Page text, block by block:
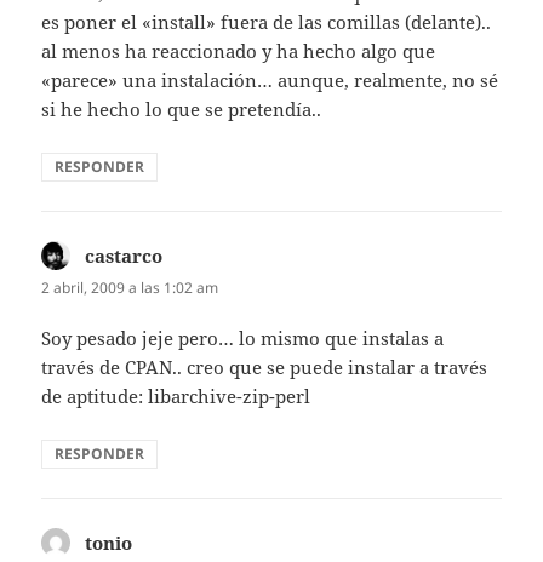
es poner el «install» fuera de las comillas (delante)..
al menos ha reaccionado y ha hecho algo que
«parece» una instalación… aunque, realmente, no sé
si he hecho lo que se pretendía..
RESPONDER
castarco
2 abril, 2009 a las 1:02 am
Soy pesado jeje pero… lo mismo que instalas a
través de CPAN.. creo que se puede instalar a través
de aptitude: libarchive-zip-perl
RESPONDER
tonio